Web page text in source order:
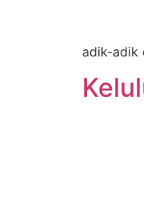
adik-adik